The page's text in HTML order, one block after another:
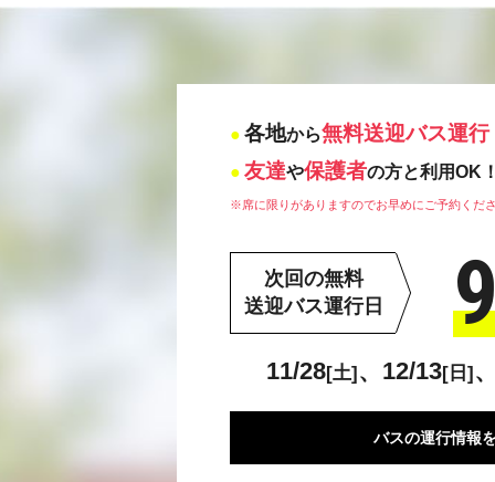
各地から無料送迎バス運行
友達や保護者の方と利用OK
※席に限りがありますのでお早めにご予約くだ
次回の無料
送迎バス運行日
11/28[土]、12/13[日]
バスの運行情報